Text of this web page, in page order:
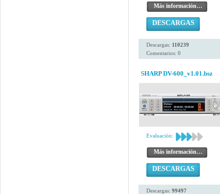
Más información…
DESCARGAS
Descargas: 110239
Comentarios: 0
SHARP DV-600_v1.01.bsz
Evaluación:
Más información…
DESCARGAS
Descargas: 99497